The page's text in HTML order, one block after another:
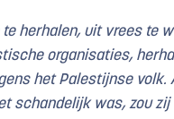
herhalen, uit vrees te
organisaties,
het Palestijnse volk.
schandelijk was, zou zij